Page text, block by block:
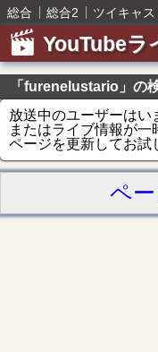
総合 総合2 ツイキャス
YouTubeラ
「furenelustario」の
放送中のユーザーはい
またはライブ情報が一
ページを更新してお試
ペ